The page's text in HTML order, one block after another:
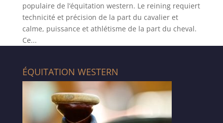
populaire de l’équitation western. Le reining requiert
technicité et précision de la part du cavalier et
calme, puissance et athlétisme de la part du cheval.
Ce...
ÉQUITATION WESTERN